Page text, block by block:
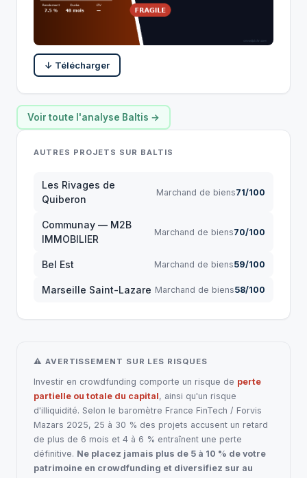
↓ Télécharger
Voir toute l'analyse Baltis →
AUTRES PROJETS SUR BALTIS
Les Rivages de
Quiberon
Marchand de biens71/100
Communay — M2B
IMMOBILIER
Marchand de biens70/100
Bel Est Marchand de biens59/100
Marseille Saint-Lazare Marchand de biens58/100
⚠ AVERTISSEMENT SUR LES RISQUES
Investir en crowdfunding comporte un risque de perte
partielle ou totale du capital, ainsi qu'un risque
d'illiquidité. Selon le baromètre France FinTech / Forvis
Mazars 2025, 25 à 30 % des projets accusent un retard
de plus de 6 mois et 4 à 6 % entraînent une perte
définitive. Ne placez jamais plus de 5 à 10 % de votre
patrimoine en crowdfunding et diversifiez sur au